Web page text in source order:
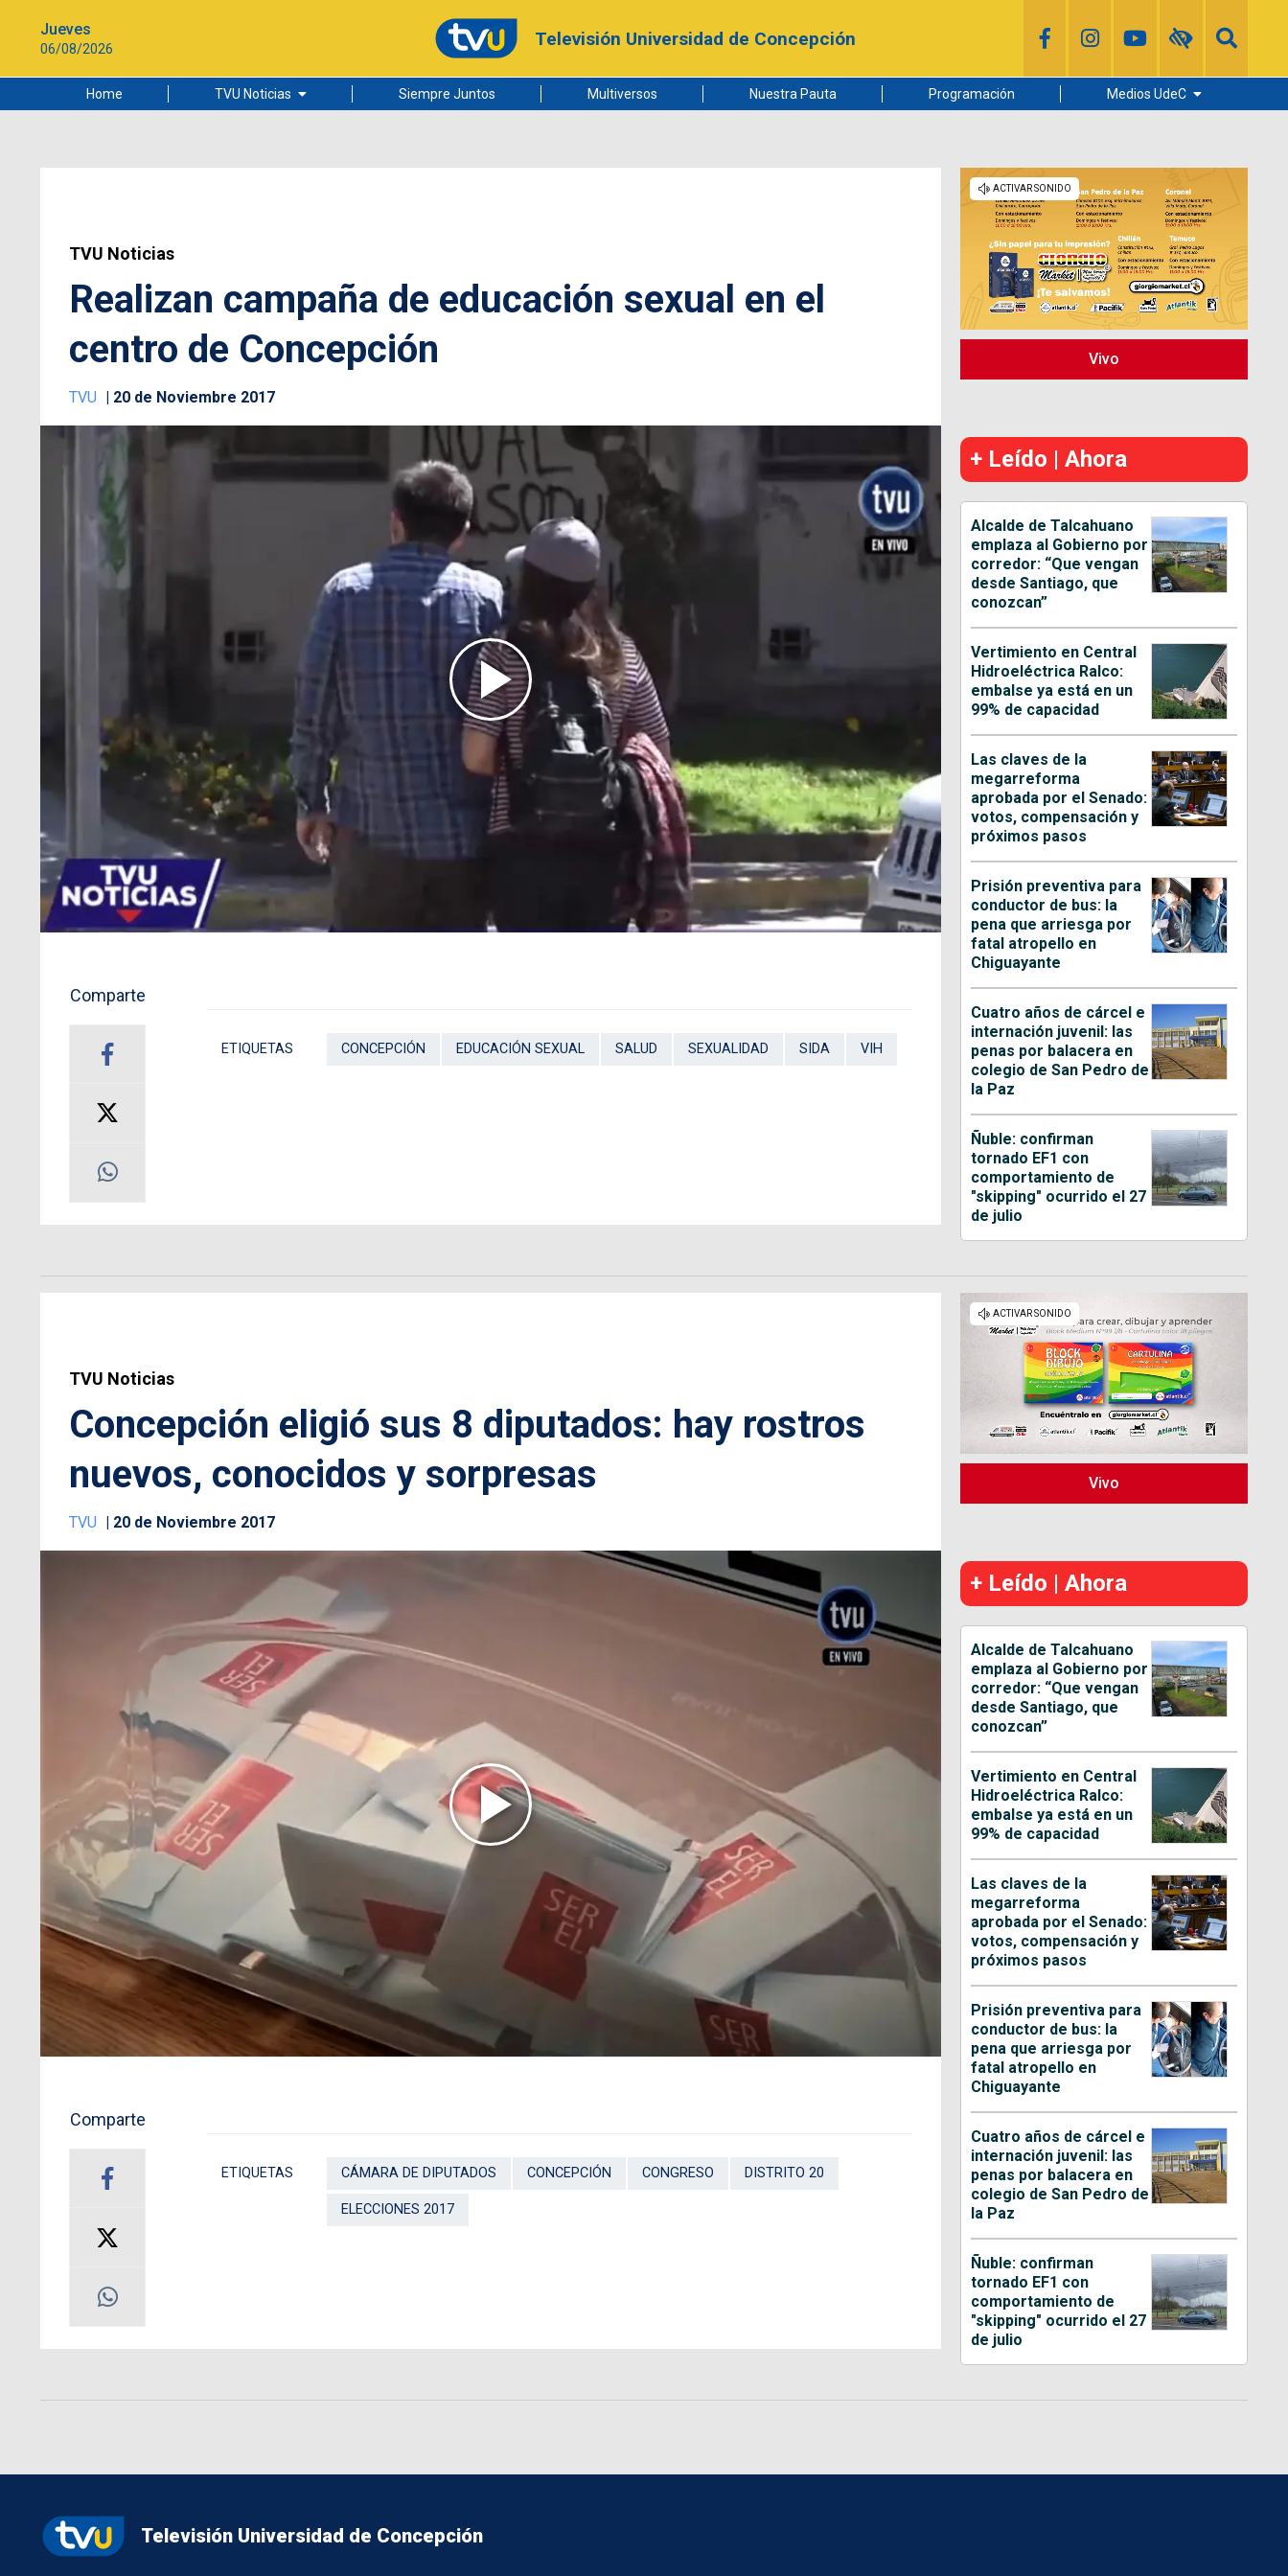
Jueves
06/08/2026 Televisión Universidad de Concepción
Home TVU Noticias
Ciudad
Siempre Juntos Multiversos Nuestra Pauta Programación Medios UdeC
Radio UdeC
Noticias UdeC
La Discusión
TVU Noticias
Realizan campaña de educación sexual en el
centro de Concepción
TVU 20 de Noviembre 2017
Comparte
ETIQUETAS CONCEPCIÓN EDUCACIÓN SEXUAL SALUD SEXUALIDAD SIDA VIH
Vivo
+ Leído | Ahora
Alcalde de Talcahuano
emplaza al Gobierno por
corredor: “Que vengan
desde Santiago, que
conozcan”
Vertimiento en Central
Hidroeléctrica Ralco:
embalse ya está en un
99% de capacidad
Las claves de la
megarreforma
aprobada por el Senado:
votos, compensación y
próximos pasos
Prisión preventiva para
conductor de bus: la
pena que arriesga por
fatal atropello en
Chiguayante
Cuatro años de cárcel e
internación juvenil: las
penas por balacera en
colegio de San Pedro de
la Paz
Ñuble: confirman
tornado EF1 con
comportamiento de
"skipping" ocurrido el 27
de julio
TVU Noticias
Concepción eligió sus 8 diputados: hay rostros
nuevos, conocidos y sorpresas
TVU 20 de Noviembre 2017
Comparte
ETIQUETAS CÁMARA DE DIPUTADOS CONCEPCIÓN CONGRESO DISTRITO 20
ELECCIONES 2017
Vivo
+ Leído | Ahora
Alcalde de Talcahuano
emplaza al Gobierno por
corredor: “Que vengan
desde Santiago, que
conozcan”
Vertimiento en Central
Hidroeléctrica Ralco:
embalse ya está en un
99% de capacidad
Las claves de la
megarreforma
aprobada por el Senado:
votos, compensación y
próximos pasos
Prisión preventiva para
conductor de bus: la
pena que arriesga por
fatal atropello en
Chiguayante
Cuatro años de cárcel e
internación juvenil: las
penas por balacera en
colegio de San Pedro de
la Paz
Ñuble: confirman
tornado EF1 con
comportamiento de
"skipping" ocurrido el 27
de julio
Televisión Universidad de Concepción